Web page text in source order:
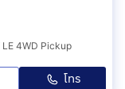
4WD Pickup
โทร